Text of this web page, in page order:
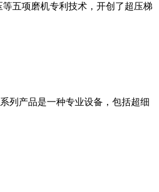
五项磨机专利技术，开创了超压梯
列产品是一种专业设备，包括超细